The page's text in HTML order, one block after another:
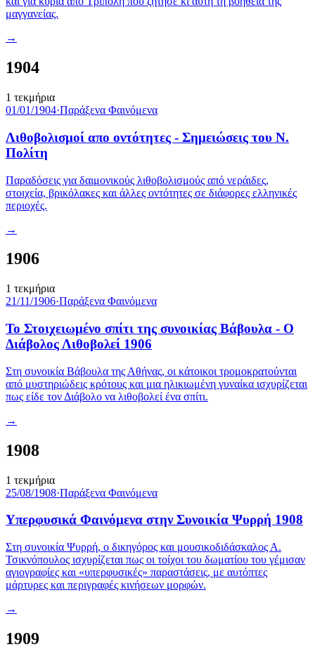
μαγγανείας.
→
1904
1 τεκμήρια
01/01/1904·Παράξενα Φαινόμενα
Λιθοβολισμοί απο οντότητες - Σημειώσεις του Ν.
Πολίτη
Παραδόσεις για δαιμονικούς λιθοβολισμούς από νεράιδες,
στοιχεία, βρικόλακες και άλλες οντότητες σε διάφορες ελληνικές
περιοχές.
→
1906
1 τεκμήρια
21/11/1906·Παράξενα Φαινόμενα
Το Στοιχειωμένο σπίτι της συνοικίας Βάβουλα - Ο
Διάβολος Λιθοβολεί 1906
Στη συνοικία Βάβουλα της Αθήνας, οι κάτοικοι τρομοκρατούνται
από μυστηριώδεις κρότους και μια ηλικιωμένη γυναίκα ισχυρίζεται
πως είδε τον Διάβολο να λιθοβολεί ένα σπίτι.
→
1908
1 τεκμήρια
25/08/1908·Παράξενα Φαινόμενα
Υπερφυσικά Φαινόμενα στην Συνοικία Ψυρρή 1908
Στη συνοικία Ψυρρή, ο δικηγόρος και μουσικοδιδάσκαλος Α.
Τσικνόπουλος ισχυρίζεται πως οι τοίχοι του δωματίου του γέμισαν
αγιογραφίες και «υπερφυσικές» παραστάσεις, με αυτόπτες
μάρτυρες και περιγραφές κινήσεων μορφών.
→
1909